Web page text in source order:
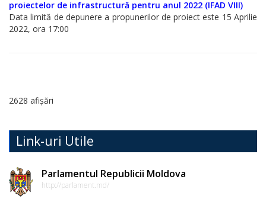
informare
Dispozițiile
președintelui
Consultări
Inițierea
proiectelor de infrastructură pentru anul 2022 (IFAD VIII)
Data limită de depunere a propunerilor de proiect este 15 Aprilie
2022, ora 17:00
2628 afișări
Link-uri Utile
Parlamentul Republicii Moldova
http://parlament.md/